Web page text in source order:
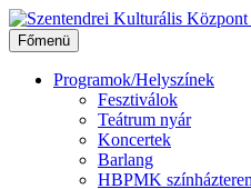
Ugrás
a
tartalomhoz
Főmenü
Programok/Helyszínek
Fesztiválok
Teátrum nyár
Koncertek
Barlang
HBPMK